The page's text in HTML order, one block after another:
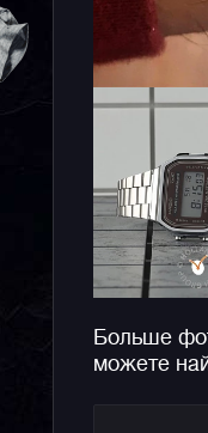
Больше
можете